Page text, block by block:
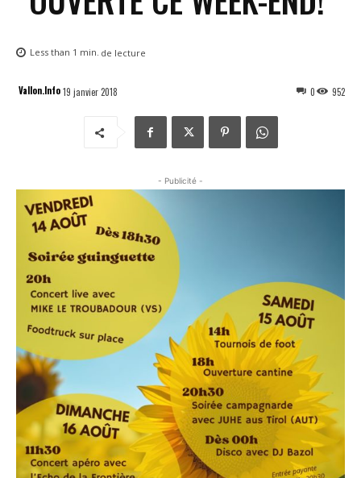
Less than 1 min. de lecture
Vallon.Info19 janvier 2018 952
0
- Publicité -